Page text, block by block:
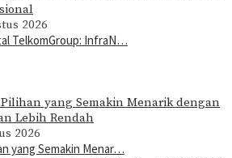
2026
TelkomGroup: InfraN…
2026
yang Semakin Menar…